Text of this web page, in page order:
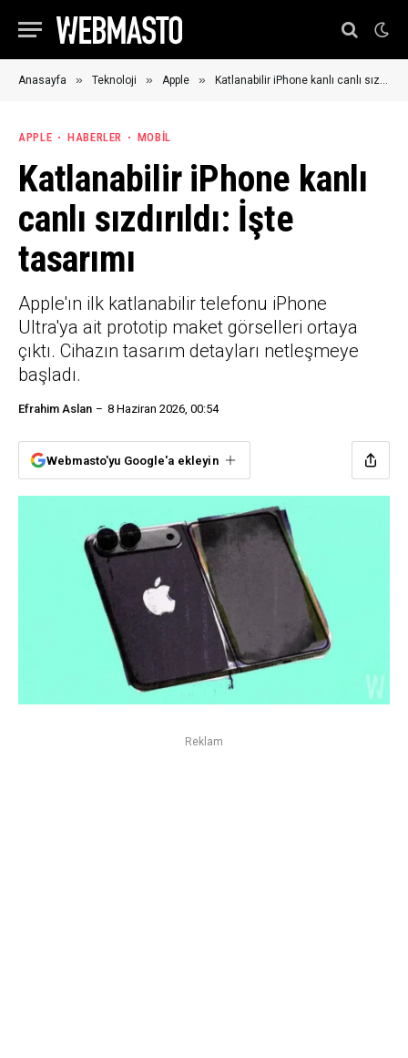
Anasayfa » Teknoloji » Apple » Katlanabilir iPhone kanlı canlı sızdırıldı: İşte tasarımı
APPLE HABERLER MOBIL
Katlanabilir iPhone kanlı
canlı sızdırıldı: İşte
tasarımı
Apple'ın ilk katlanabilir telefonu iPhone
Ultra'ya ait prototip maket görselleri ortaya
çıktı. Cihazın tasarım detayları netleşmeye
başladı.
Efrahim Aslan 8 Haziran 2026, 00:54
Webmasto'yu Google'a ekleyin
Reklam